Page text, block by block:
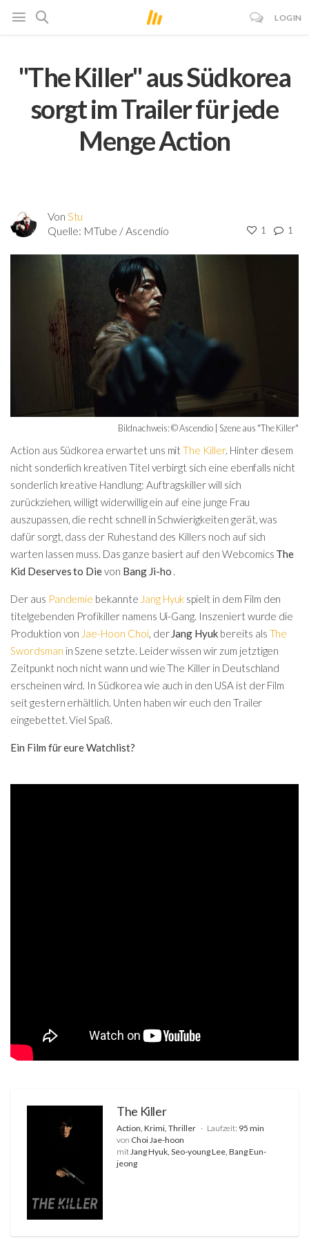
LOGIN
"The Killer" aus Südkorea
sorgt im Trailer für jede
Menge Action
Von Stu
Quelle: MTube / Ascendio 1 1
Bildnachweis: © Ascendio | Szene aus "The Killer"
Action aus Südkorea erwartet uns mitThe Killer. Hinter diesem
nicht sonderlich kreativen Titel verbirgt sich eine ebenfalls nicht
sonderlich kreative Handlung: Auftragskiller will sich
zurückziehen, willigt widerwillig ein auf eine junge Frau
auszupassen, die recht schnell in Schwierigkeiten gerät, was
dafür sorgt, dass der Ruhestand des Killers noch auf sich
warten lassen muss. Das ganze basiert auf den Webcomics The
Kid Deserves to Dievon Bang Ji-ho .
Der aus Pandemie bekannte Jang Hyuk spielt in dem Film den
titelgebenden Profikiller namens Ui-Gang. Inszeniert wurde die
Produktion von Jae-Hoon Choi, der Jang Hyuk bereits als The
Swordsman in Szene setzte. Leider wissen wir zum jetztigen
Zeitpunkt noch nicht wann und wie The Killer in Deutschland
erscheinen wird. In Südkorea wie auch in den USA ist der Film
seit gestern erhältlich. Unten haben wir euch den Trailer
eingebettet. Viel Spaß.
Ein Film für eure Watchlist?
The Killer
Action, Krimi, Thriller Laufzeit: 95 min
von Choi Jae-hoon
mit Jang Hyuk, Seo-young Lee, Bang Eun-
jeong